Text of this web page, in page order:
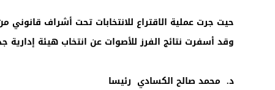
حيت جرت عملية الاقتراع للانتخابات تحت أشراف قانوني
وقد أسفرت نتائج الفرز للأصوات عن انتخاب هيئة
د. محمد صالح الكسادي رئيسا